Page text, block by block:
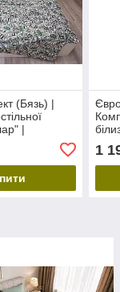
(Бязь) |
|
240х220 см
1